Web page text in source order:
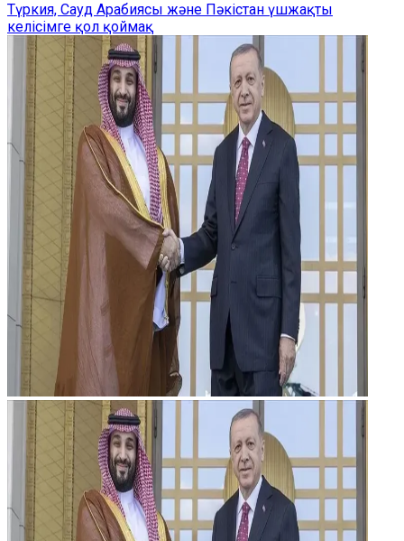
Түркия, Сауд Арабиясы және Пәкістан үшжақты
келісімге қол қоймақ